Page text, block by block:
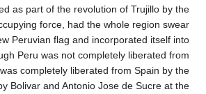
included as part of the revolution of
Peruvian occupying force, had the whole
to the new Peruvian flag and incorporated
even though Peru was not completely
Peru was completely liberated from
led by Bolivar and Antonio Jose de